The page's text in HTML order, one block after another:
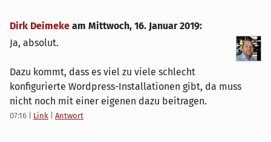
Dirk Deimeke am Mittwoch, 16. Januar 2019:
Ja, absolut.
Dazu kommt, dass es viel zu viele schlecht
konfigurierte Wordpress-Installationen gibt, da muss
nicht noch mit einer eigenen dazu beitragen.
07:16 Link Antwort